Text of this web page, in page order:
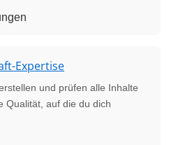
Expertise
und prüfen alle Inhalte
Qualität, auf die du dich